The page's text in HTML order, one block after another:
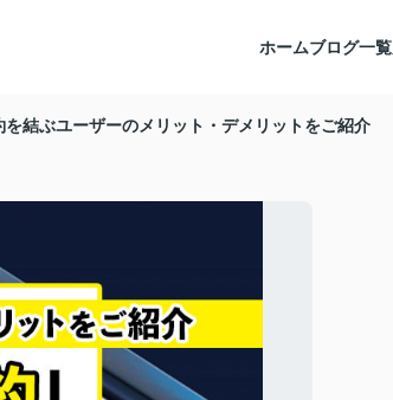
ホームブログ一覧
結ぶユーザーのメリット・デメリットをご紹介